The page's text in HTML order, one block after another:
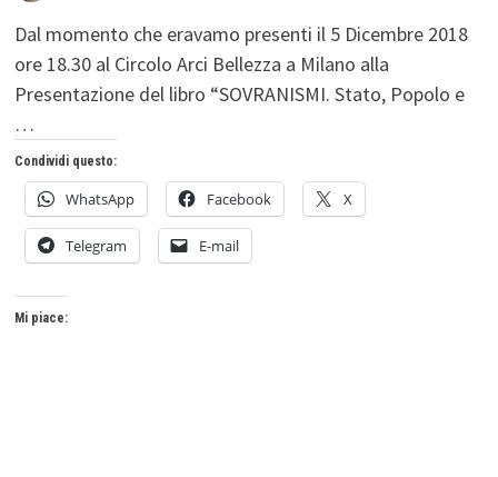
Dal momento che eravamo presenti il 5 Dicembre 2018
ore 18.30 al Circolo Arci Bellezza a Milano alla
Presentazione del libro “SOVRANISMI. Stato, Popolo e
…
Condividi questo:
WhatsApp Facebook X
Telegram E-mail
Mi piace: